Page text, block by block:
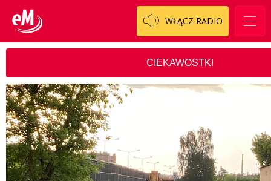
WŁĄCZ RADIO
CIEKAWOSTKI
ALERT
CIEKAWOSTKI
KOSCIÓŁ